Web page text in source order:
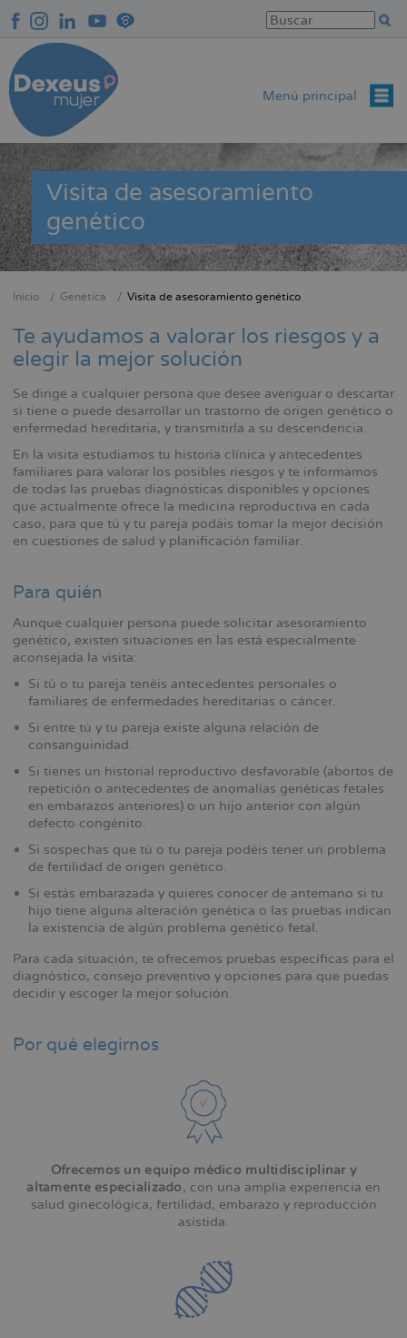
contenido
principal
Menú principal
Visita de asesoramiento
genético
enlaces
de
a
la
navegación
Inicio Genética Visita de asesoramiento genético
Te ayudamos a valorar los riesgos y a
elegir la mejor solución
Se dirige a cualquier persona que desee averiguar o descartar
si tiene o puede desarrollar un trastorno de origen genético o
enfermedad hereditaria, y transmitirla a su descendencia.
En la visita estudiamos tu historia clínica y antecedentes
familiares para valorar los posibles riesgos y te informamos
de todas las pruebas diagnósticas disponibles y opciones
que actualmente ofrece la medicina reproductiva en cada
caso, para que tú y tu pareja podáis tomar la mejor decisión
en cuestiones de salud y planificación familiar.
Para quién
Aunque cualquier persona puede solicitar asesoramiento
genético, existen situaciones en las está especialmente
aconsejada la visita:
Si tú o tu pareja tenéis antecedentes personales o
familiares de enfermedades hereditarias o cáncer.
Si entre tú y tu pareja existe alguna relación de
consanguinidad.
Si tienes un historial reproductivo desfavorable (abortos de
repetición o antecedentes de anomalías genéticas fetales
en embarazos anteriores) o un hijo anterior con algún
defecto congénito.
Si sospechas que tú o tu pareja podéis tener un problema
de fertilidad de origen genético.
Si estás embarazada y quieres conocer de antemano si tu
hijo tiene alguna alteración genética o las pruebas indican
la existencia de algún problema genético fetal.
Para cada situación, te ofrecemos pruebas específicas para el
diagnóstico, consejo preventivo y opciones para que puedas
decidir y escoger la mejor solución.
Por qué elegirnos
Ofrecemos un equipo médico multidisciplinar y
altamente especializado, con una amplia experiencia en
salud ginecológica, fertilidad, embarazo y reproducción
asistida.